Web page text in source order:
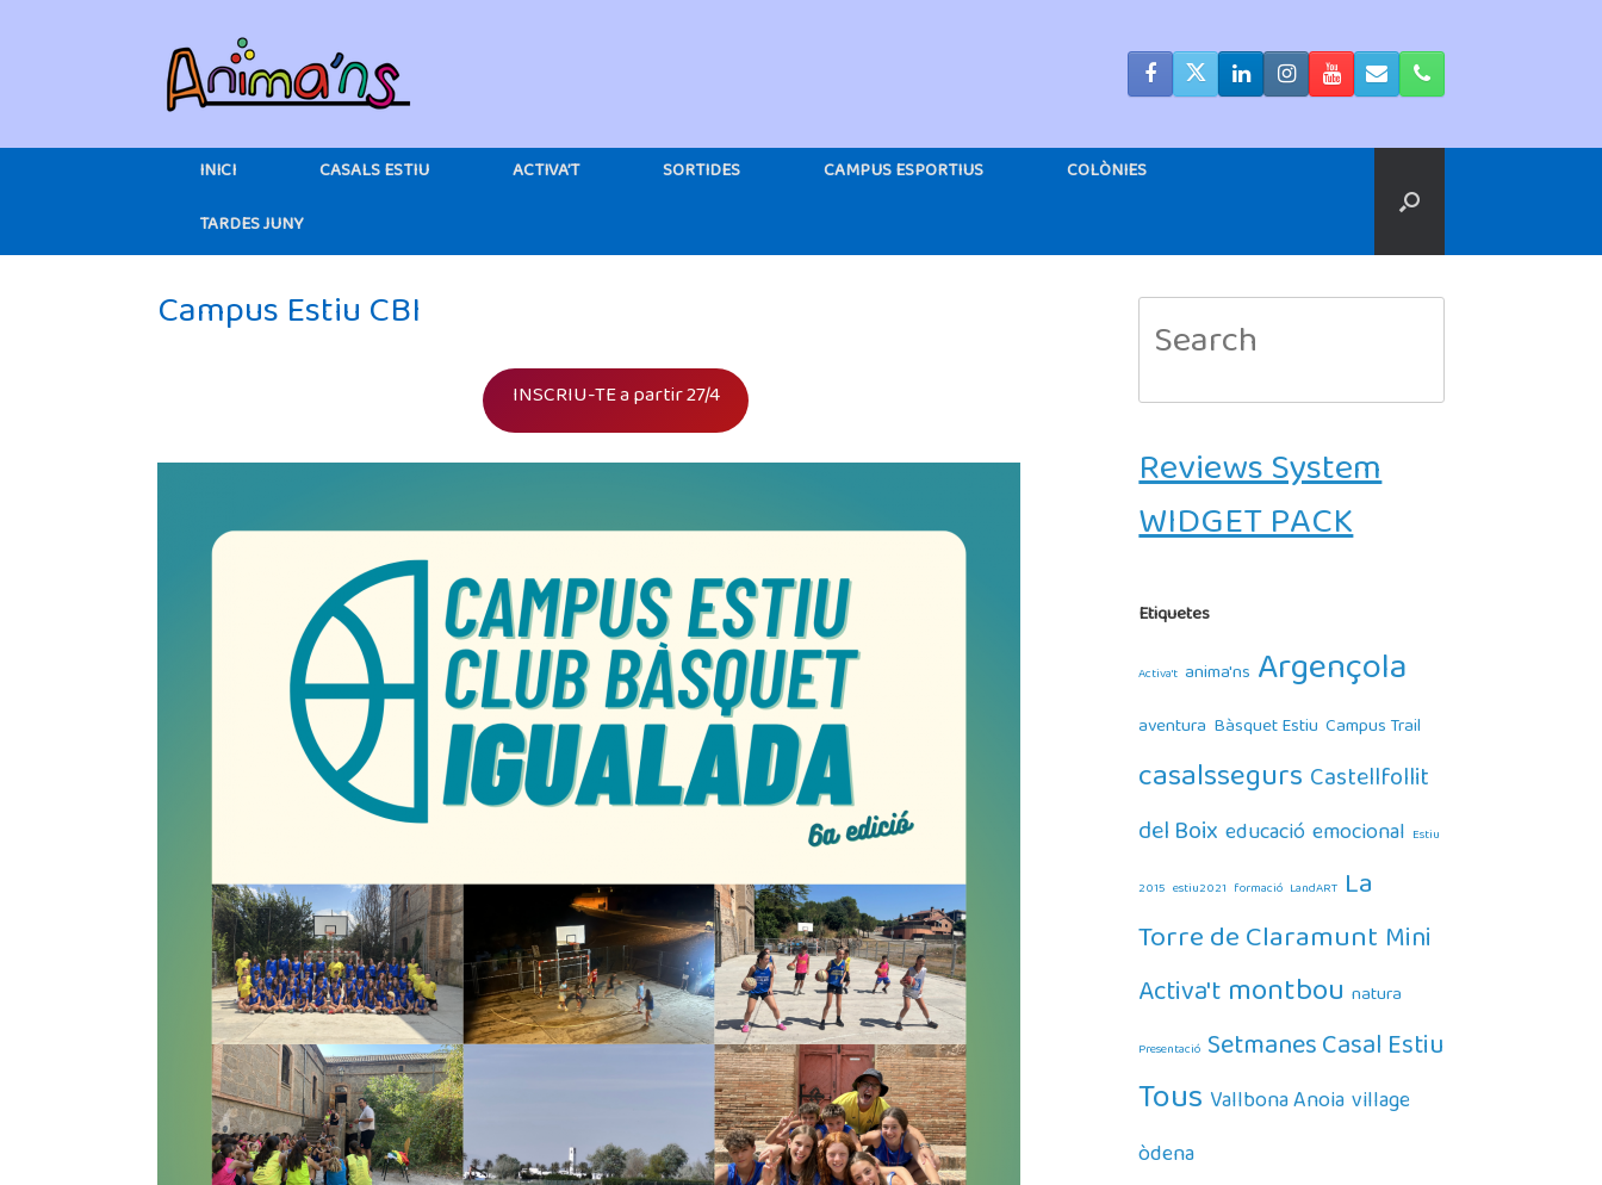
INICI CASALS ESTIU ACTIVA’T SORTIDES CAMPUS ESPORTIUS
COLÒNIES
TARDES JUNY
Campus Estiu CBI
INSCRIU-TE a partir 27/4
Search
for:
Reviews System
WIDGET PACK
Etiquetes
Activa't anima'ns Argençola
aventura Bàsquet Estiu Campus Trail
casalssegursCastellfollit
del Boixeducacióemocional Estiu
2015 estiu2021 formació LandART La
Torre de ClaramuntMini
Activa'tmontbou natura
Presentació Setmanes Casal Estiu
TousVallbona Anoiavillage
òdena